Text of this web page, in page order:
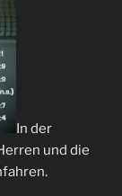
In der
und die